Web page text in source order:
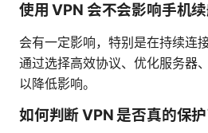
使用 VPN 会不会影响手机续
会有一定影响，特别是在持续连
通过选择高效协议、优化服务器
以降低影响。
如何判断 VPN 是否真的保护